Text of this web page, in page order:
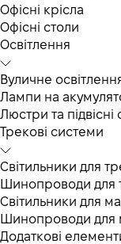
Офісні крісла
Офісні столи
Освітлення
Вуличне
Лампи на
Люстри та підвісні
Трекові системи
Світильники для
Шинопроводи для
Світильники для
Шинопроводи для
Додаткові